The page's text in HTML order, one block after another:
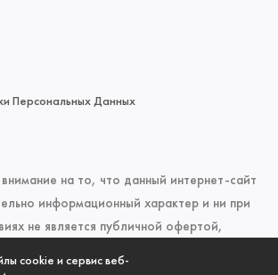
cookie и сервис веб-
Персональных Данных
на то, что данный интернет-сайт
информационный характер и ни при
не является публичной офертой,